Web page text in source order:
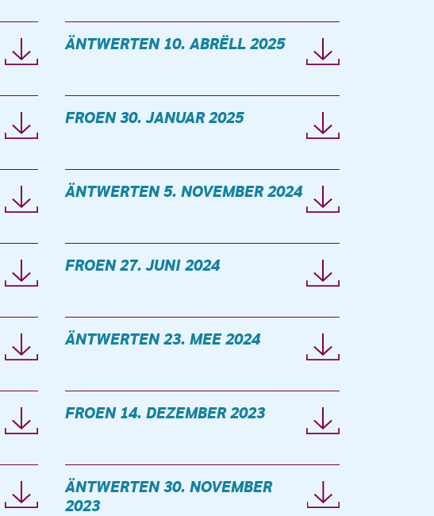
ÄNTWERTEN 10. ABRËLL 2025
FROEN 30. JANUAR 2025
ÄNTWERTEN 5. NOVEMBER 2024
FROEN 27. JUNI 2024
ÄNTWERTEN 23. MEE 2024
FROEN 14. DEZEMBER 2023
ÄNTWERTEN 30. NOVEMBER
2023